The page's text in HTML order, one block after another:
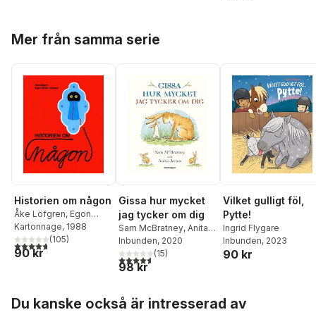
Mer från samma serie
Historien om någon
Åke Löfgren, Egon
Möller-Nielsen
Kartonnage, 1988
4,7utav 5 stjärnor. Totalt antal röster:
(105)
90 kr
Gissa hur mycket
jag tycker om dig
Sam McBratney, Anita
Jeram
Inbunden, 2020
4,6utav 5 stjärnor. Totalt antal röster:
(15)
98 kr
Vilket gulligt föl,
Pytte!
Ingrid Flygare
Inbunden, 2023
90 kr
Du kanske också är intresserad av